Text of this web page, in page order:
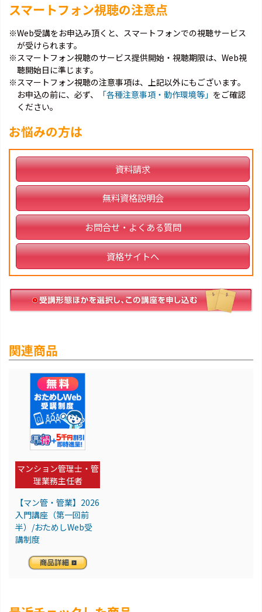
スマートフォン視聴の注意点
※Web受講をお申込み頂くと、スマートフォンでの視聴サービス
が受けられます。
※スマートフォン視聴のサービス提供開始・視聴期限は、Web視
聴開始日に準じます。
※スマートフォン視聴の注意事項は、上記以外にもございます。
お申込の前に、必ず、
「各種注意事項・動作環境等」 をご確認
ください。
お悩みの方は
資料請求
無料資格説明会
お問合せ・よくある質問
資格サイトへ
関連商品
マンション管理士・管
理業務主任者
【マン管・管業】2026
入門講座（第一回前
半）/おためしWeb受
講制度